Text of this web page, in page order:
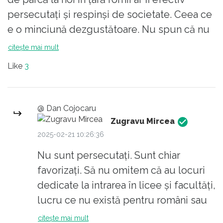
scrie... Curaj și multe bucurii, domnule
Duminică! Viața e plină de momente
încețoșate, dar experiența și atenția ne scot
la lumină!
persecutați și respinși de societate. Ceea ce
e o minciună dezgustătoare. Nu spun că nu
sunt și rasiști printre români, dar ei sunt mai
suportă furtul, înșelăciunea, precum și alte
feluri de infracțiui sau acțiuni reprobabile
existente în societate. Dacă însă procentul
de infractori din populația romă e vizibil mai
mare decât în tabăra de etnici români, n-
avem de ce să ascundem după deget doar
de dragul unei corectitudini politice la modă
astăzi. Cu cât va scădea infracționalitatea în
rândul romilor, cu atât vor fi iubiți mai mult.
citește mai mult
Like 3
@ Dan Cojocaru
Zugravu Mircea
2025-02-21 10:26:36
Nu sunt persecutați. Sunt chiar
favorizați. Să nu omitem că au locuri
dedicate la intrarea în licee și facultăți,
lucru ce nu există pentru români sau
celelalte minorități.
citește mai mult